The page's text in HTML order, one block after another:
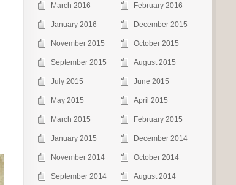
March 2016 February 2016
January 2016 December 2015
November 2015 October 2015
September 2015 August 2015
July 2015 June 2015
May 2015 April 2015
March 2015 February 2015
January 2015 December 2014
November 2014 October 2014
September 2014 August 2014